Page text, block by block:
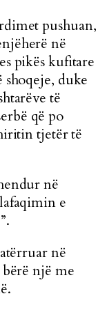
pushuan,
në
pikës kufitare
duke
të
që po
tjetër të
në
e
në
një me